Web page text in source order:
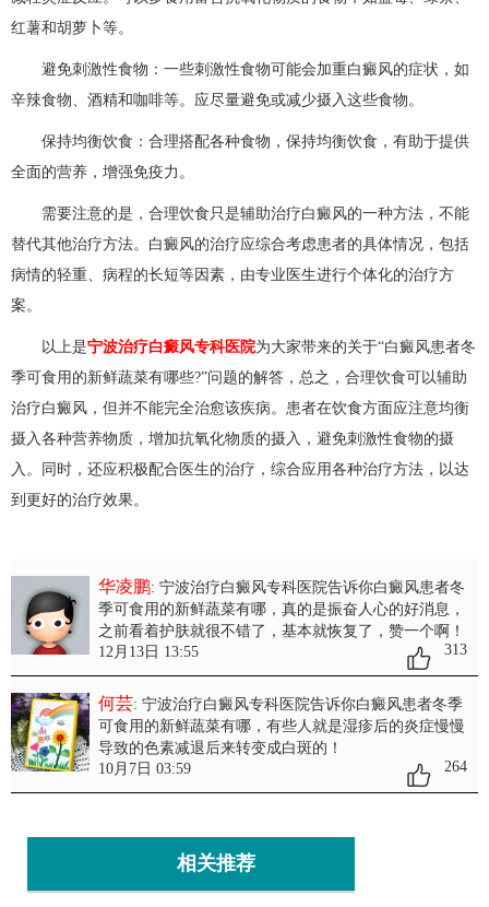
红薯和胡萝卜等。
避免刺激性食物：一些刺激性食物可能会加重白癜风的症状，如
辛辣食物、酒精和咖啡等。应尽量避免或减少摄入这些食物。
保持均衡饮食：合理搭配各种食物，保持均衡饮食，有助于提供
全面的营养，增强免疫力。
需要注意的是，合理饮食只是辅助治疗白癜风的一种方法，不能
替代其他治疗方法。白癜风的治疗应综合考虑患者的具体情况，包括
病情的轻重、病程的长短等因素，由专业医生进行个体化的治疗方
案。
以上是宁波治疗白癜风专科医院为大家带来的关于“白癜风患者冬
季可食用的新鲜蔬菜有哪些?”问题的解答，总之，合理饮食可以辅助
治疗白癜风，但并不能完全治愈该疾病。患者在饮食方面应注意均衡
摄入各种营养物质，增加抗氧化物质的摄入，避免刺激性食物的摄
入。同时，还应积极配合医生的治疗，综合应用各种治疗方法，以达
到更好的治疗效果。
华凌鹏: 宁波治疗白癜风专科医院告诉你白癜风患者冬
季可食用的新鲜蔬菜有哪 ，真的是振奋人心的好消息，
之前看着护肤就很不错了，基本就恢复了，赞一个啊！
12月13日 13:55
313
何芸: 宁波治疗白癜风专科医院告诉你白癜风患者冬季
可食用的新鲜蔬菜有哪 ，有些人就是湿疹后的炎症慢慢
导致的色素减退后来转变成白斑的！
10月7日 03:59
264
相关推荐